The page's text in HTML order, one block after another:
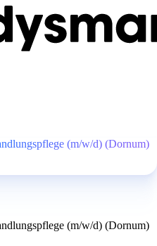
(m/w/d) (Dornum)
(m/w/d) (Dornum)